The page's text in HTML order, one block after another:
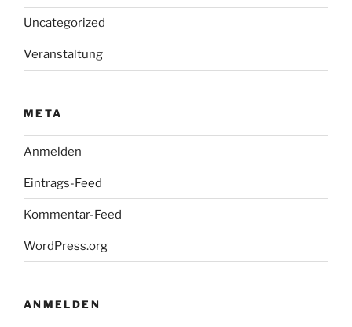
Uncategorized
Veranstaltung
META
Anmelden
Eintrags-Feed
Kommentar-Feed
WordPress.org
ANMELDEN